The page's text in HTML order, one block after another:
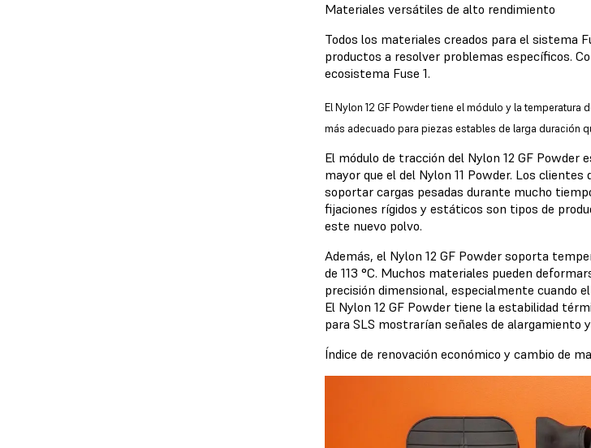
Materiales versátiles de alto rendimiento
Todos los materiales creados para el sistema
productos a resolver problemas específicos.
ecosistema Fuse 1.
El Nylon 12 GF Powder tiene el módulo y la
más adecuado para piezas estables de larga duración
El módulo de tracción del Nylon 12 GF Powder
mayor que el del Nylon 11 Powder. Los
soportar cargas pesadas durante mucho
fijaciones rígidos y estáticos son tipos de
este nuevo polvo.
Además, el Nylon 12 GF Powder soporta
de 113 °C. Muchos materiales pueden
precisión dimensional, especialmente cuando
El Nylon 12 GF Powder tiene la estabilidad
para SLS mostrarían señales de alargamiento
Índice de renovación económico y cambio de